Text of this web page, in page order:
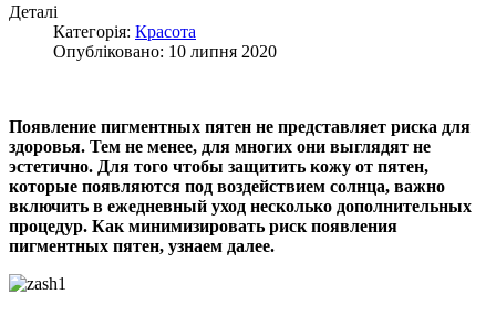
Деталі
Категорія: Красота
Опубліковано: 10 липня 2020
Появление пигментных пятен не представляет риска для
здоровья. Тем не менее, для многих они выглядят не
эстетично. Для того чтобы защитить кожу от пятен,
которые появляются под воздействием солнца, важно
включить в ежедневный уход несколько дополнительных
процедур. Как минимизировать риск появления
пигментных пятен, узнаем далее.